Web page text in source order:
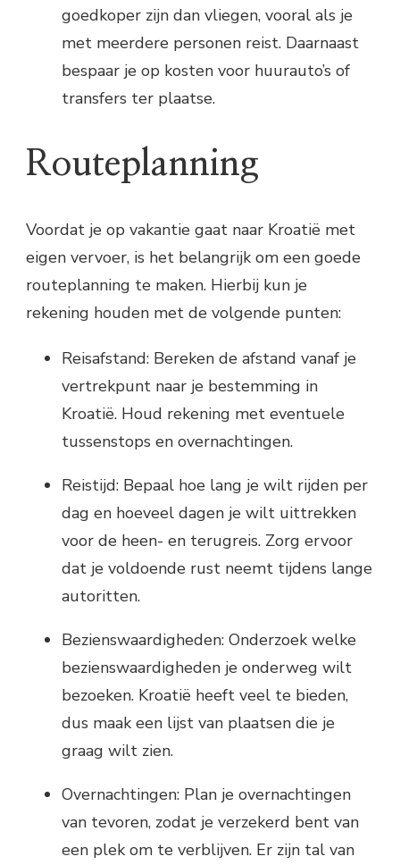
goedkoper zijn dan vliegen, vooral als je
met meerdere personen reist. Daarnaast
bespaar je op kosten voor huurauto’s of
transfers ter plaatse.
Routeplanning
Voordat je op vakantie gaat naar Kroatië met
eigen vervoer, is het belangrijk om een goede
routeplanning te maken. Hierbij kun je
rekening houden met de volgende punten:
Reisafstand: Bereken de afstand vanaf je
vertrekpunt naar je bestemming in
Kroatië. Houd rekening met eventuele
tussenstops en overnachtingen.
Reistijd: Bepaal hoe lang je wilt rijden per
dag en hoeveel dagen je wilt uittrekken
voor de heen- en terugreis. Zorg ervoor
dat je voldoende rust neemt tijdens lange
autoritten.
Bezienswaardigheden: Onderzoek welke
bezienswaardigheden je onderweg wilt
bezoeken. Kroatië heeft veel te bieden,
dus maak een lijst van plaatsen die je
graag wilt zien.
Overnachtingen: Plan je overnachtingen
van tevoren, zodat je verzekerd bent van
een plek om te verblijven. Er zijn tal van